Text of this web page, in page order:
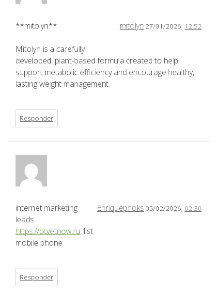
mitolyn 27/01/2026, 12:52
**mitolyn**
Mitolyn is a carefully
developed, plant-based formula created to help
support metabolic efficiency and encourage healthy,
lasting weight management.
Responder
Enriquephoks 05/02/2026, 02:30
internet marketing
leads
https://otvetnow.ru 1st
mobile phone
Responder